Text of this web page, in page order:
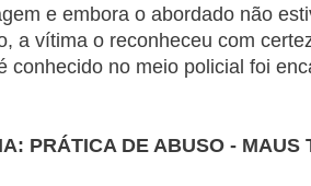
e embora o abordado não
a vítima o reconheceu com
conhecido no meio policial foi
PRÁTICA DE ABUSO - MAUS